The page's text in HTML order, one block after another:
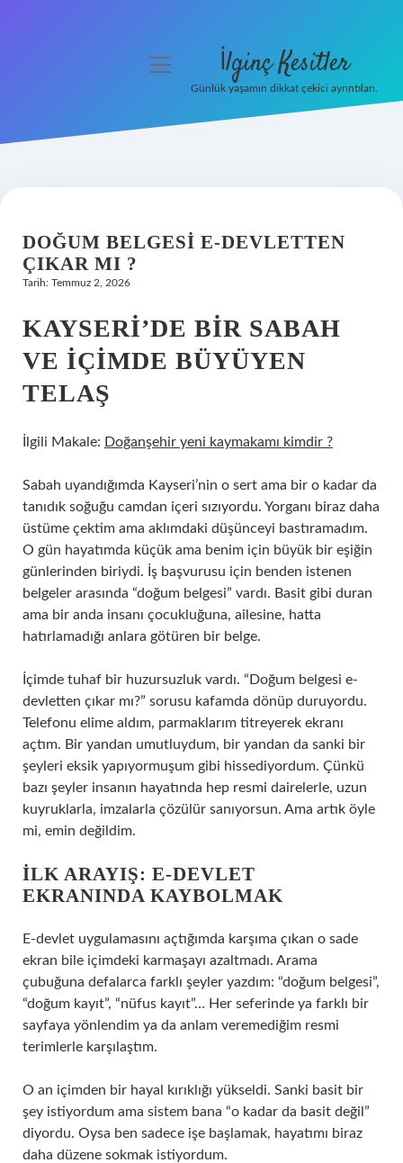
Hakkımızda
menüyü
İlginç Kesitler
Günlük yaşamın dikkat çekici ayrıntıları.
DOĞUM BELGESI E-DEVLETTEN
ÇIKAR MI ?
Tarih: Temmuz 2, 2026
KAYSERI’DE BIR SABAH
VE İÇIMDE BÜYÜYEN
TELAŞ
İlgili Makale: Doğanşehir yeni kaymakamı kimdir ?
Sabah uyandığımda Kayseri’nin o sert ama bir o kadar da
tanıdık soğuğu camdan içeri sızıyordu. Yorganı biraz daha
üstüme çektim ama aklımdaki düşünceyi bastıramadım.
O gün hayatımda küçük ama benim için büyük bir eşiğin
günlerinden biriydi. İş başvurusu için benden istenen
belgeler arasında “doğum belgesi” vardı. Basit gibi duran
ama bir anda insanı çocukluğuna, ailesine, hatta
hatırlamadığı anlara götüren bir belge.
İçimde tuhaf bir huzursuzluk vardı. “Doğum belgesi e-
devletten çıkar mı?” sorusu kafamda dönüp duruyordu.
Telefonu elime aldım, parmaklarım titreyerek ekranı
açtım. Bir yandan umutluydum, bir yandan da sanki bir
şeyleri eksik yapıyormuşum gibi hissediyordum. Çünkü
bazı şeyler insanın hayatında hep resmi dairelerle, uzun
kuyruklarla, imzalarla çözülür sanıyorsun. Ama artık öyle
mi, emin değildim.
İLK ARAYIŞ: E-DEVLET
EKRANINDA KAYBOLMAK
E-devlet uygulamasını açtığımda karşıma çıkan o sade
ekran bile içimdeki karmaşayı azaltmadı. Arama
çubuğuna defalarca farklı şeyler yazdım: “doğum belgesi”,
“doğum kayıt”, “nüfus kayıt”… Her seferinde ya farklı bir
sayfaya yönlendim ya da anlam veremediğim resmi
terimlerle karşılaştım.
O an içimden bir hayal kırıklığı yükseldi. Sanki basit bir
şey istiyordum ama sistem bana “o kadar da basit değil”
diyordu. Oysa ben sadece işe başlamak, hayatımı biraz
daha düzene sokmak istiyordum.